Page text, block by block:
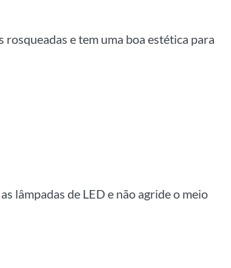
rosqueadas e tem uma boa estética para
lâmpadas de LED e não agride o meio